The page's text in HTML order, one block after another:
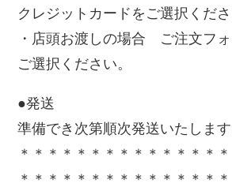
クレジットカードをご選択くださ
・店頭お渡しの場合 ご注文フ
ご選択ください。
●発送
準備でき次第順次発送いたします
＊＊＊＊＊＊＊＊＊＊＊＊＊＊
＊＊＊＊＊＊＊＊＊＊＊＊＊＊